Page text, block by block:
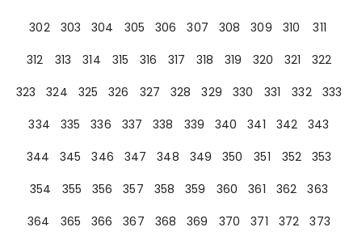
302
303 304 305 306 307 308 309 310
311
312
313 314 315 316 317 318 319 320 321
322
323
324 325 326 327 328 329 330 331 332
333
334
335 336 337 338 339 340 341 342
343
344
345 346 347 348 349 350 351 352
353
354
355 356 357 358 359 360 361 362
363
364
365 366 367 368 369 370 371 372
373